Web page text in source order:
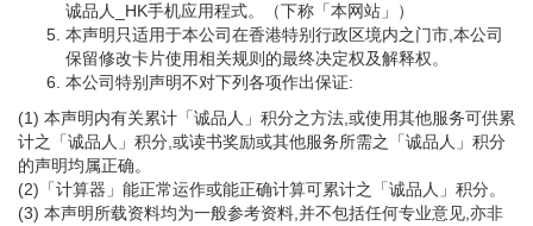
诚品人_HK手机应用程式。（下称「本网站」）
本声明只适用于本公司在香港特别行政区境内之门市,本公司
保留修改卡片使用相关规则的最终决定权及解释权。
本公司特别声明不对下列各项作出保证:
(1) 本声明内有关累计「诚品人」积分之方法,或使用其他服务可供累
计之「诚品人」积分,或读书奖励或其他服务所需之「诚品人」积分
的声明均属正确。
(2)「计算器」能正常运作或能正确计算可累计之「诚品人」积分。
(3) 本声明所载资料均为一般参考资料,并不包括任何专业意见,亦非